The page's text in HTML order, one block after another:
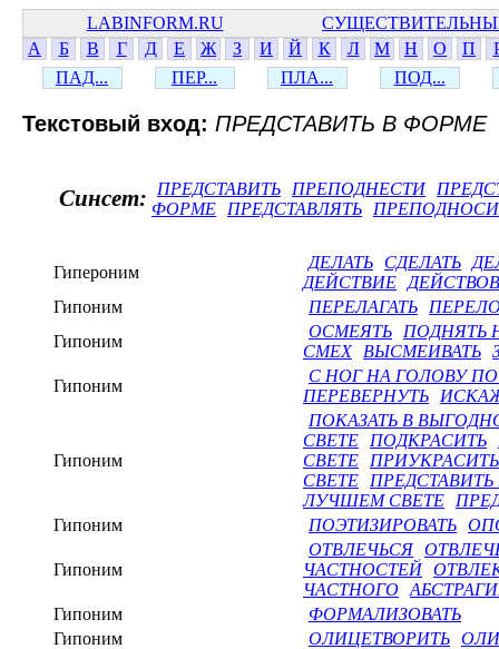
LABINFORM.RU
А
Б В Г Д Е Ж З И Й К Л М Н О П
ПАД...
ПЕР... ПЛА... ПОД...
Текстовый вход: ПРЕДСТАВИТЬ В ФОРМЕ
Синсет: ПРЕДСТАВИТЬ ПРЕПОДНЕСТИ
ФОРМЕ
ПРЕДСТАВЛЯТЬ
Гипероним
ДЕЛАТЬ СДЕЛАТЬ
ДЕЙСТВИЕ
Гипоним
ПЕРЕЛАГАТЬ
Гипоним
ОСМЕЯТЬ
ПОДНЯТЬ
СМЕХ
ВЫСМЕИВАТЬ
Гипоним
С НОГ НА ГОЛОВУ
ПЕРЕВЕРНУТЬ
Гипоним
ПОКАЗАТЬ В
СВЕТЕ
ПОДКРАСИТЬ
СВЕТЕ
ПРИУКРАСИТЬ
СВЕТЕ
ЛУЧШЕМ СВЕТЕ
Гипоним
ПОЭТИЗИРОВАТЬ
Гипоним
ОТВЛЕЧЬСЯ
ЧАСТНОСТЕЙ
ЧАСТНОГО
Гипоним
ФОРМАЛИЗОВАТЬ
Гипоним
ОЛИЦЕТВОРИТЬ